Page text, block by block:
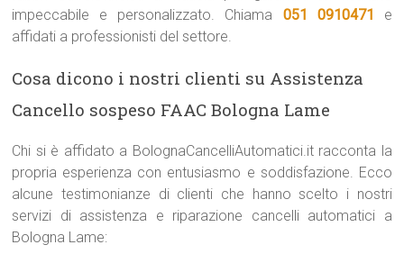
impeccabile e personalizzato. Chiama 051 0910471 e
affidati a professionisti del settore.
Cosa dicono i nostri clienti su Assistenza
Cancello sospeso FAAC Bologna Lame
Chi si è affidato a BolognaCancelliAutomatici.it racconta la
propria esperienza con entusiasmo e soddisfazione. Ecco
alcune testimonianze di clienti che hanno scelto i nostri
servizi di assistenza e riparazione cancelli automatici a
Bologna Lame: